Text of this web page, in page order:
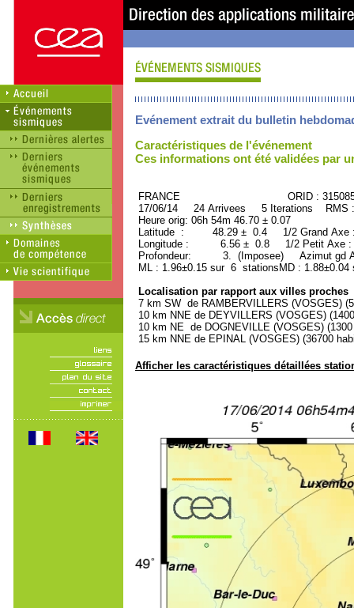
Evénement extrait du bulletin
Caractéristiques de l'événement
Ces informations ont été validées par
FRANCE ORID :
17/06/14 24 Arrivees 5 Iterations RMS
Heure orig: 06h 54m 46.70 ± 0.07
Latitude : 48.29 ± 0.4 1/2 Grand
Longitude : 6.56 ± 0.8 1/2 Petit Axe
Profondeur: 3. (Imposee) Azimut gd
ML : 1.96±0.15 sur 6 stationsMD :
Localisation par rapport aux villes proches
7 km SW de RAMBERVILLERS (VOSGES)
10 km NNE de DEYVILLERS (VOSGES)
10 km NE de DOGNEVILLE (VOSGES)
15 km NNE de EPINAL (VOSGES) (36700
Afficher les caractéristiques détaillées